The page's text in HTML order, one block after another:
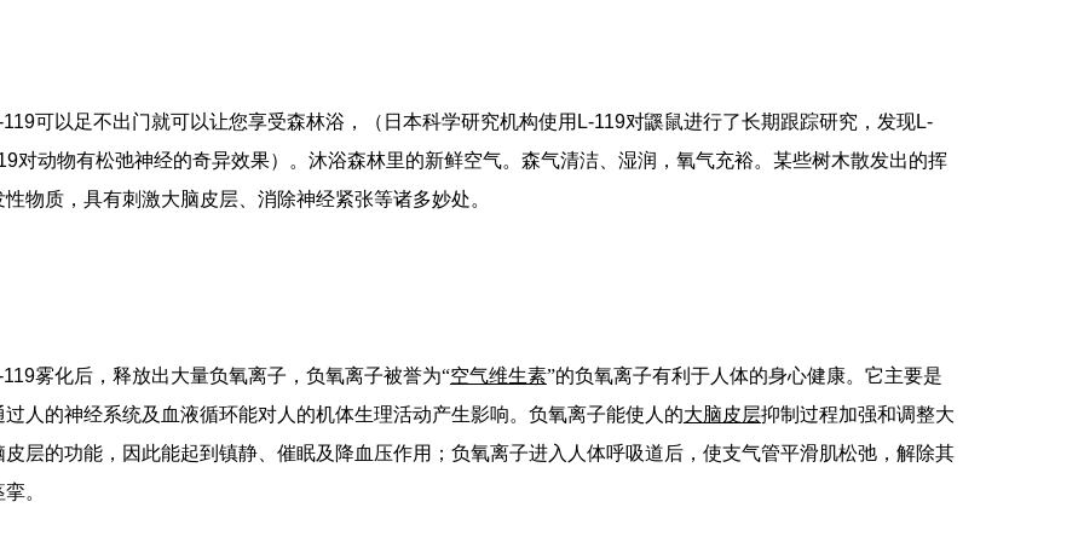
119可以足不出门就可以让您享受森林浴，（日本科学研究机构使用 L-119对鼷鼠进行了长期跟踪研究，发现L-
对动物有松弛神经的奇异效果）。 沐浴森林里的新鲜空气。森气清洁、湿润，氧气充裕。某些树木散发出的挥
性物质，具有刺激大脑皮层、消除神经紧张等诸多妙处。
119雾化后，释放出大量负氧离子， 负氧离子被誉为“空气维生素”的负氧离子有利于人体的身心健康。它主要是
过人的神经系统及血液循环能对人的机体生理活动产生影响。负氧离子能使人的大脑皮层抑制过程加强和调整大
皮层的功能，因此能起到镇静、催眠及降血压作用；负氧离子进入人体呼吸道后，使支气管平滑肌松弛，解除其
。